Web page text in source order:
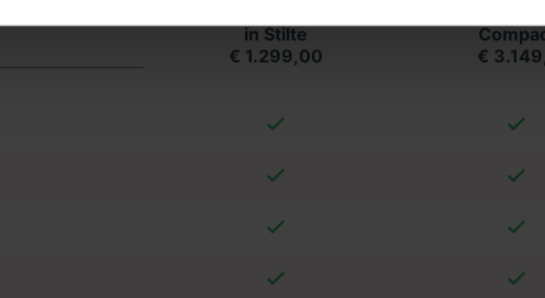
in Stilte
€ 1.299,00
€